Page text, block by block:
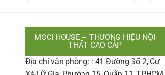
MOCI HOUSE – THƯƠNG HIỆU NỘI
THẤT CAO CẤP
Địa chỉ văn phòng: : 41 Đường Số 2, Cư